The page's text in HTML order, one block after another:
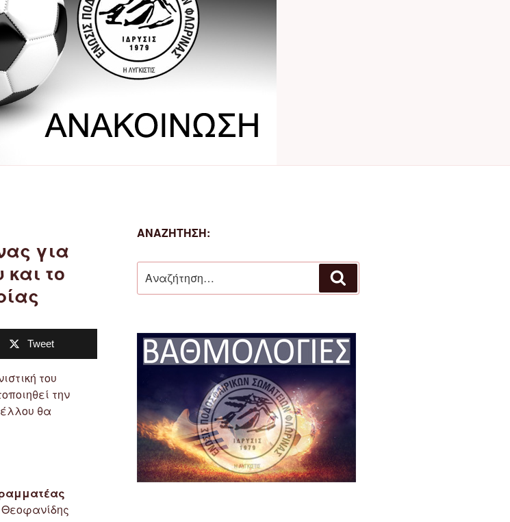
για
το
Tweet
του
την
θα
ΑΝΑΖΉΤΗΣΗ:
για: